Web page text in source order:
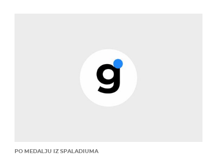
PO MEDALJU IZ SPALADIUMA